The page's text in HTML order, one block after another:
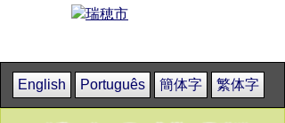
English Português 簡体字 繁体字